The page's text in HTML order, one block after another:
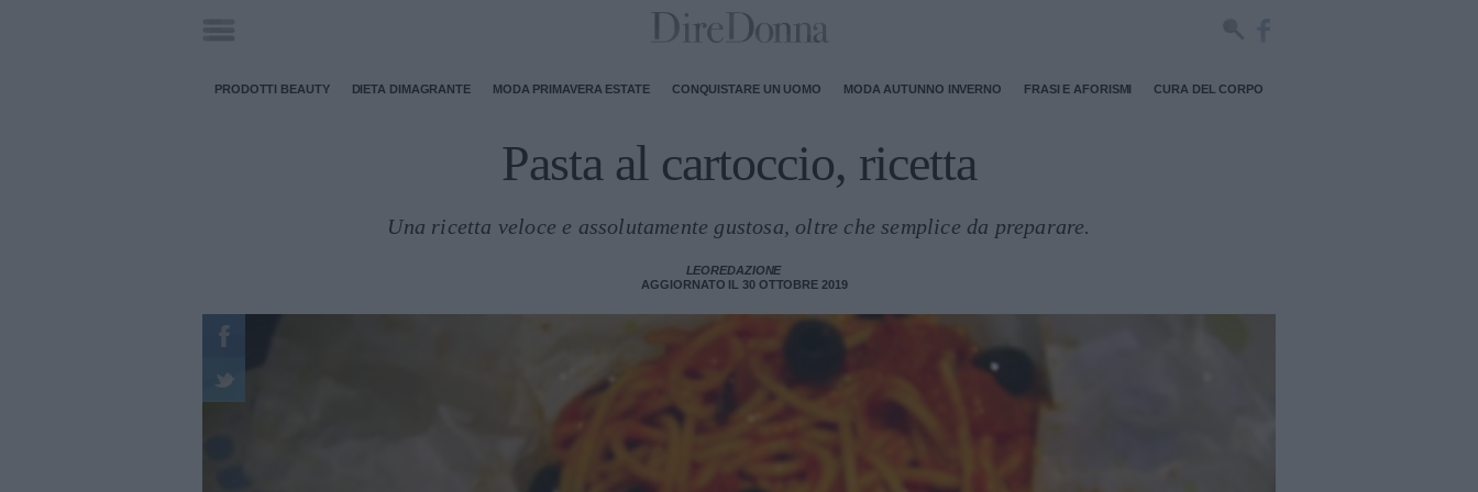
PRODOTTI BEAUTY DIETA DIMAGRANTE MODA PRIMAVERA ESTATE CONQUISTARE UN UOMO MODA AUTUNNO INVERNO FRASI E AFORISMI CURA DEL CORPO
Pasta al cartoccio, ricetta
Una ricetta veloce e assolutamente gustosa, oltre che semplice da preparare.
LEOREDAZIONE
AGGIORNATO IL 30 OTTOBRE 2019